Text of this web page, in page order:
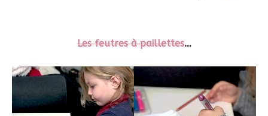
Les feutres à paillettes…